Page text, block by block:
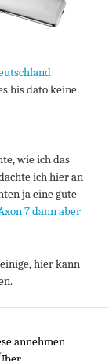
bis dato keine
wie ich das
ich hier an
ja eine gute
7 dann aber
hier kann
Amazon
LTE-Band 20,
Inzwischen
annehmen
uns deine